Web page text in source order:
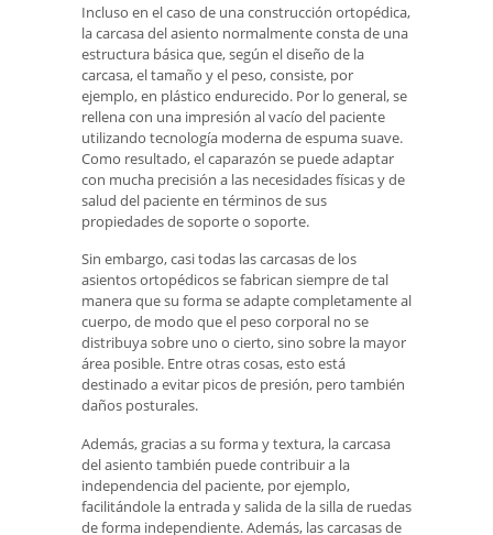
Incluso en el caso de una construcción ortopédica,
la carcasa del asiento normalmente consta de una
estructura básica que, según el diseño de la
carcasa, el tamaño y el peso, consiste, por
ejemplo, en plástico endurecido. Por lo general, se
rellena con una impresión al vacío del paciente
utilizando tecnología moderna de espuma suave.
Como resultado, el caparazón se puede adaptar
con mucha precisión a las necesidades físicas y de
salud del paciente en términos de sus
propiedades de soporte o soporte.
Sin embargo, casi todas las carcasas de los
asientos ortopédicos se fabrican siempre de tal
manera que su forma se adapte completamente al
cuerpo, de modo que el peso corporal no se
distribuya sobre uno o cierto, sino sobre la mayor
área posible. Entre otras cosas, esto está
destinado a evitar picos de presión, pero también
daños posturales.
Además, gracias a su forma y textura, la carcasa
del asiento también puede contribuir a la
independencia del paciente, por ejemplo,
facilitándole la entrada y salida de la silla de ruedas
de forma independiente. Además, las carcasas de